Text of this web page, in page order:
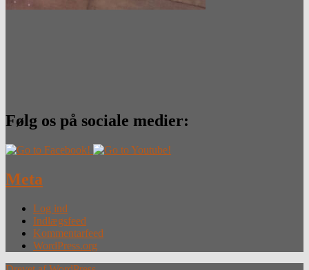
Følg os på sociale medier:
Meta
Log ind
Indlægsfeed
Kommentarfeed
WordPress.org